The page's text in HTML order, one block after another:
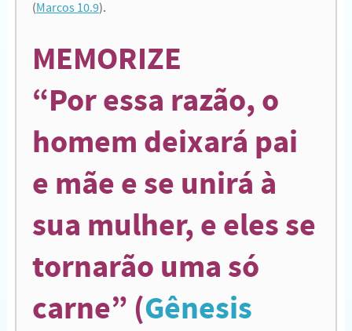
(Marcos 10.9).
MEMORIZE
“Por essa razão, o
homem deixará pai
e mãe e se unirá à
sua mulher, e eles se
tornarão uma só
carne” (Gênesis